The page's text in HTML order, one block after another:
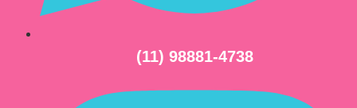
(11) 98881-4738